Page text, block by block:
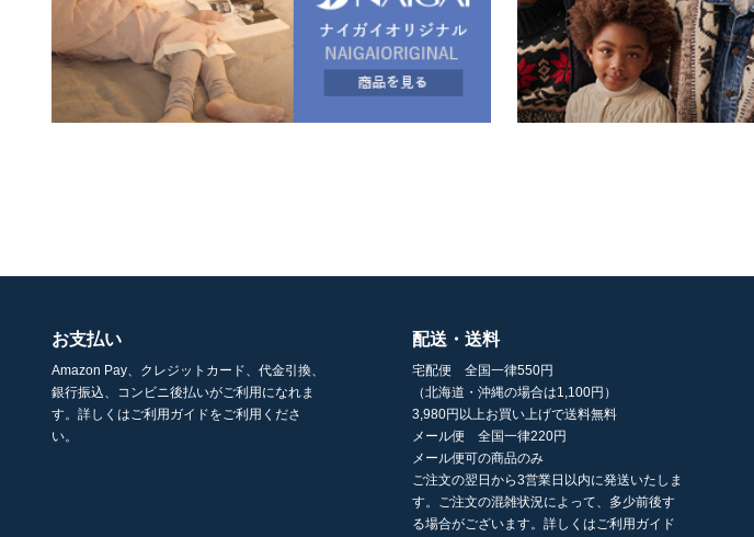
お支払い
Amazon Pay、クレジットカード、代金引換、
銀行振込、コンビニ後払いがご利用になれま
す。詳しくはご利用ガイドをご利用くださ
い。
配送・送料
宅配便 全国一律550円
（北海道・沖縄の場合は1,100円）
3,980円以上お買い上げで送料無料
メール便 全国一律220円
メール便可の商品のみ
ご注文の翌日から3営業日以内に発送いたしま
す。ご注文の混雑状況によって、多少前後す
る場合がございます。詳しくはご利用ガイド